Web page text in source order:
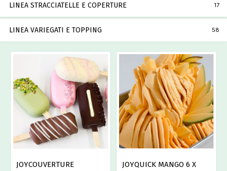
LINEA STRACCIATELLE E COPERTURE 17
LINEA VARIEGATI E TOPPING 58
JOYCOUVERTURE
JOYQUICK MANGO 6 X